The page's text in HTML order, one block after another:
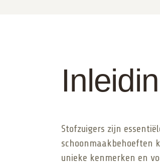
Stofzuigers zijn
schoonmaakbehoeften
unieke kenmerken en